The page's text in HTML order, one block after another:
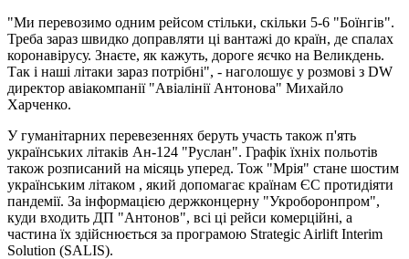
"Ми перевозимо одним рейсом стільки, скільки 5-6 "Боїнгів".
Треба зараз швидко доправляти ці вантажі до країн, де спалах
коронавірусу. Знаєте, як кажуть, дороге яєчко на Великдень.
Так і наші літаки зараз потрібні", - наголошує у розмові з DW
директор авіакомпанії "Авіалінії Антонова" Михайло
Харченко.
У гуманітарних перевезеннях беруть участь також п'ять
українських літаків Ан-124 "Руслан". Графік їхніх польотів
також розписаний на місяць уперед. Тож "Мрія" стане шостим
українським літаком , який допомагає країнам ЄС протидіяти
пандемії. За інформацією держконцерну "Укроборонпром",
куди входить ДП "Антонов", всі ці рейси комерційні, а
частина їх здійснюється за програмою Strategic Airlift Interim
Solution (SALIS).